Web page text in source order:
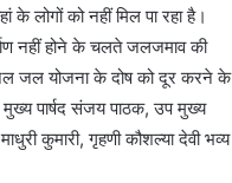
के लोगों को नहीं मिल पा रहा है।
नहीं होने के चलते जलजमाव की
जल योजना के दोष को दूर करने के
मुख्य पार्षद संजय पाठक, उप मुख्य
कुमारी, गृहणी कौशल्या देवी भव्य